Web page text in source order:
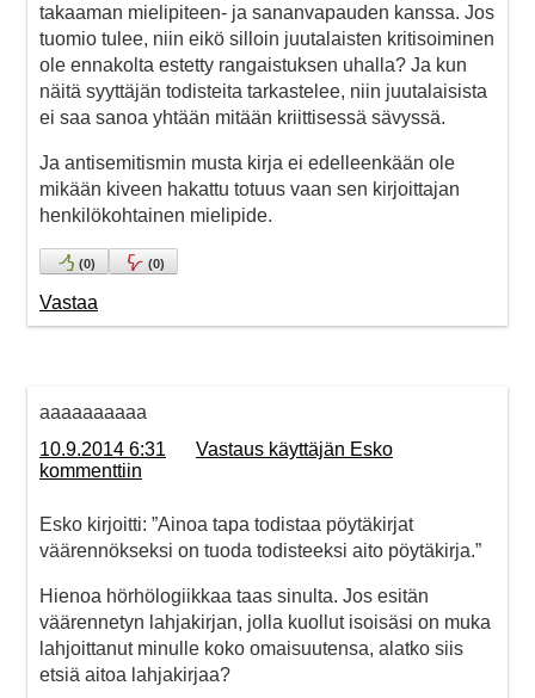
takaaman mielipiteen- ja sananvapauden kanssa. Jos
tuomio tulee, niin eikö silloin juutalaisten kritisoiminen
ole ennakolta estetty rangaistuksen uhalla? Ja kun
näitä syyttäjän todisteita tarkastelee, niin juutalaisista
ei saa sanoa yhtään mitään kriittisessä sävyssä.
Ja antisemitismin musta kirja ei edelleenkään ole
mikään kiveen hakattu totuus vaan sen kirjoittajan
henkilökohtainen mielipide.
(0) (0)
Vastaa
aaaaaaaaaa
10.9.2014 6:31
Vastaus käyttäjän Esko
kommenttiin
Esko kirjoitti: ”Ainoa tapa todistaa pöytäkirjat
väärennökseksi on tuoda todisteeksi aito pöytäkirja.”
Hienoa hörhölogiikkaa taas sinulta. Jos esitän
väärennetyn lahjakirjan, jolla kuollut isoisäsi on muka
lahjoittanut minulle koko omaisuutensa, alatko siis
etsiä aitoa lahjakirjaa?